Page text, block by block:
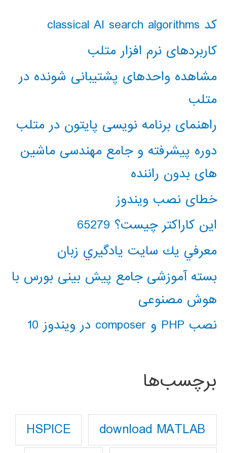
کد classical AI search algorithms
کاربردهای نرم افزار متلب
مشاهده واحدهای پشتیبانی شونده در
متلب
راهنمای برنامه نویسی پایتون در متلب
دوره پیشرفته و جامع مهندسی ماشین
های بدون راننده
خطای نصب ویندوز
این کاراکتر چیست؟ 65279
معرفي يك سايت يادگيري زبان
بسته آموزشی جامع پیش بینی بورس با
هوش مصنوعی
نصب PHP و composer در ویندوز 10
برچسب‌ها
download MATLAB
HSPICE